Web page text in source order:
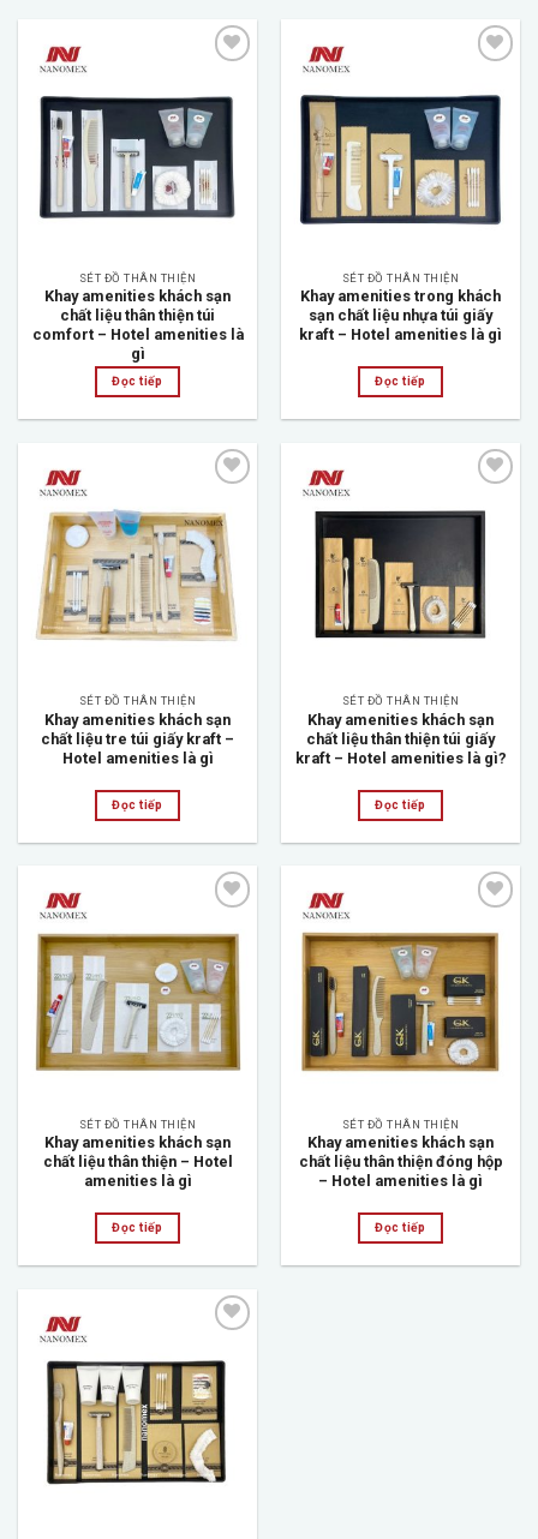
Add to
wishlist
SÉT ĐỒ THÂN THIỆN
Khay amenities khách sạn
chất liệu thân thiện túi
comfort – Hotel amenities là
gì
Đọc tiếp
Add to
wishlist
SÉT ĐỒ THÂN THIỆN
Khay amenities trong khách
sạn chất liệu nhựa túi giấy
kraft – Hotel amenities là gì
Đọc tiếp
Add to
wishlist
SÉT ĐỒ THÂN THIỆN
Khay amenities khách sạn
chất liệu tre túi giấy kraft –
Hotel amenities là gì
Đọc tiếp
SÉT ĐỒ THÂN THIỆN
Khay amenities khách sạn
chất liệu thân thiện túi giấy
kraft – Hotel amenities là gì?
Đọc tiếp
Add to
wishlist
SÉT ĐỒ THÂN THIỆN
Khay amenities khách sạn
chất liệu thân thiện – Hotel
amenities là gì
Đọc tiếp
wishlist
SÉT ĐỒ THÂN THIỆN
Khay amenities khách sạn
chất liệu thân thiện đóng hộp
– Hotel amenities là gì
Đọc tiếp
Add to
wishlist